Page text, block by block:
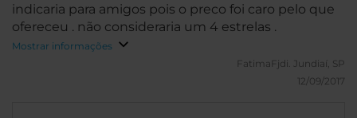
indicaria para amigos pois o preco foi caro pelo que
ofereceu . não consideraria um 4 estrelas .
Mostrar informações
FatimaFjdi. Jundiaí, SP
12/09/2017